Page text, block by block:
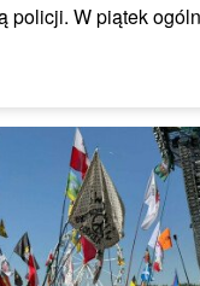
policji. W piątek